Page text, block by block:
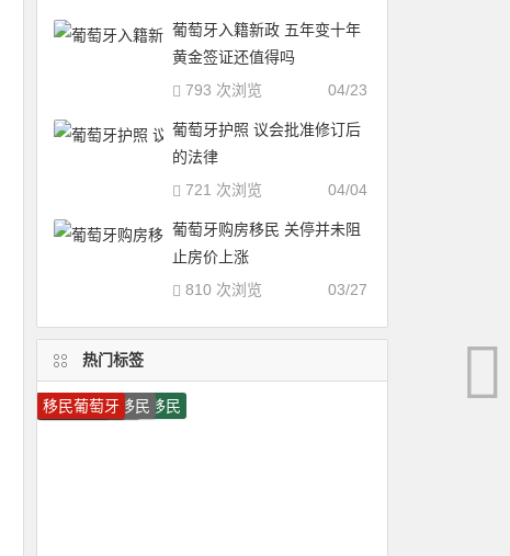
葡萄牙入籍新政 五年变十年
黄金签证还值得吗
04/23
793 次浏览
葡萄牙护照 议会批准修订后
的法律
04/04
721 次浏览
葡萄牙购房移民 关停并未阻
止房价上涨
03/27
810 次浏览
热门标签
瓦努阿图护照
多米尼克护照
移民希腊
圣基茨护照
圣基茨移民
美国移民
希腊投资移民
希腊移民
瓦努阿图移民
葡萄牙移民
马耳他护照
加拿大移民
加拿大技术移民
移民加拿大
圣卢西亚护照
马耳他移民
圣卢西亚移民
加拿大雇主担保移民
葡萄牙投资移民
移民葡萄牙